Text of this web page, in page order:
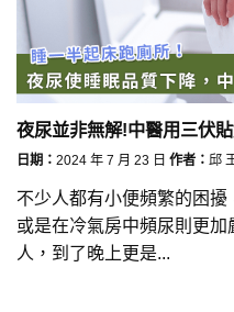
夜尿並非無解!中醫用三伏貼
日期： 2024 年 7 月 23 日 作者： 邱
不少人都有小便頻繁的困
或是在冷氣房中頻尿則更
人，到了晚上更是...